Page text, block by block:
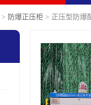
> 防爆正压柜 > 正压型防爆